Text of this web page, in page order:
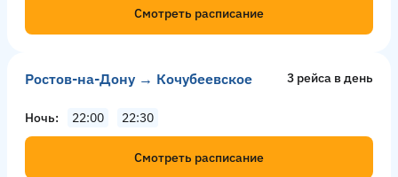
Смотреть расписание
Ростов-на-Дону → Кочубеевское 3 рейсa в день
Ночь 22:00 22:30
Смотреть расписание